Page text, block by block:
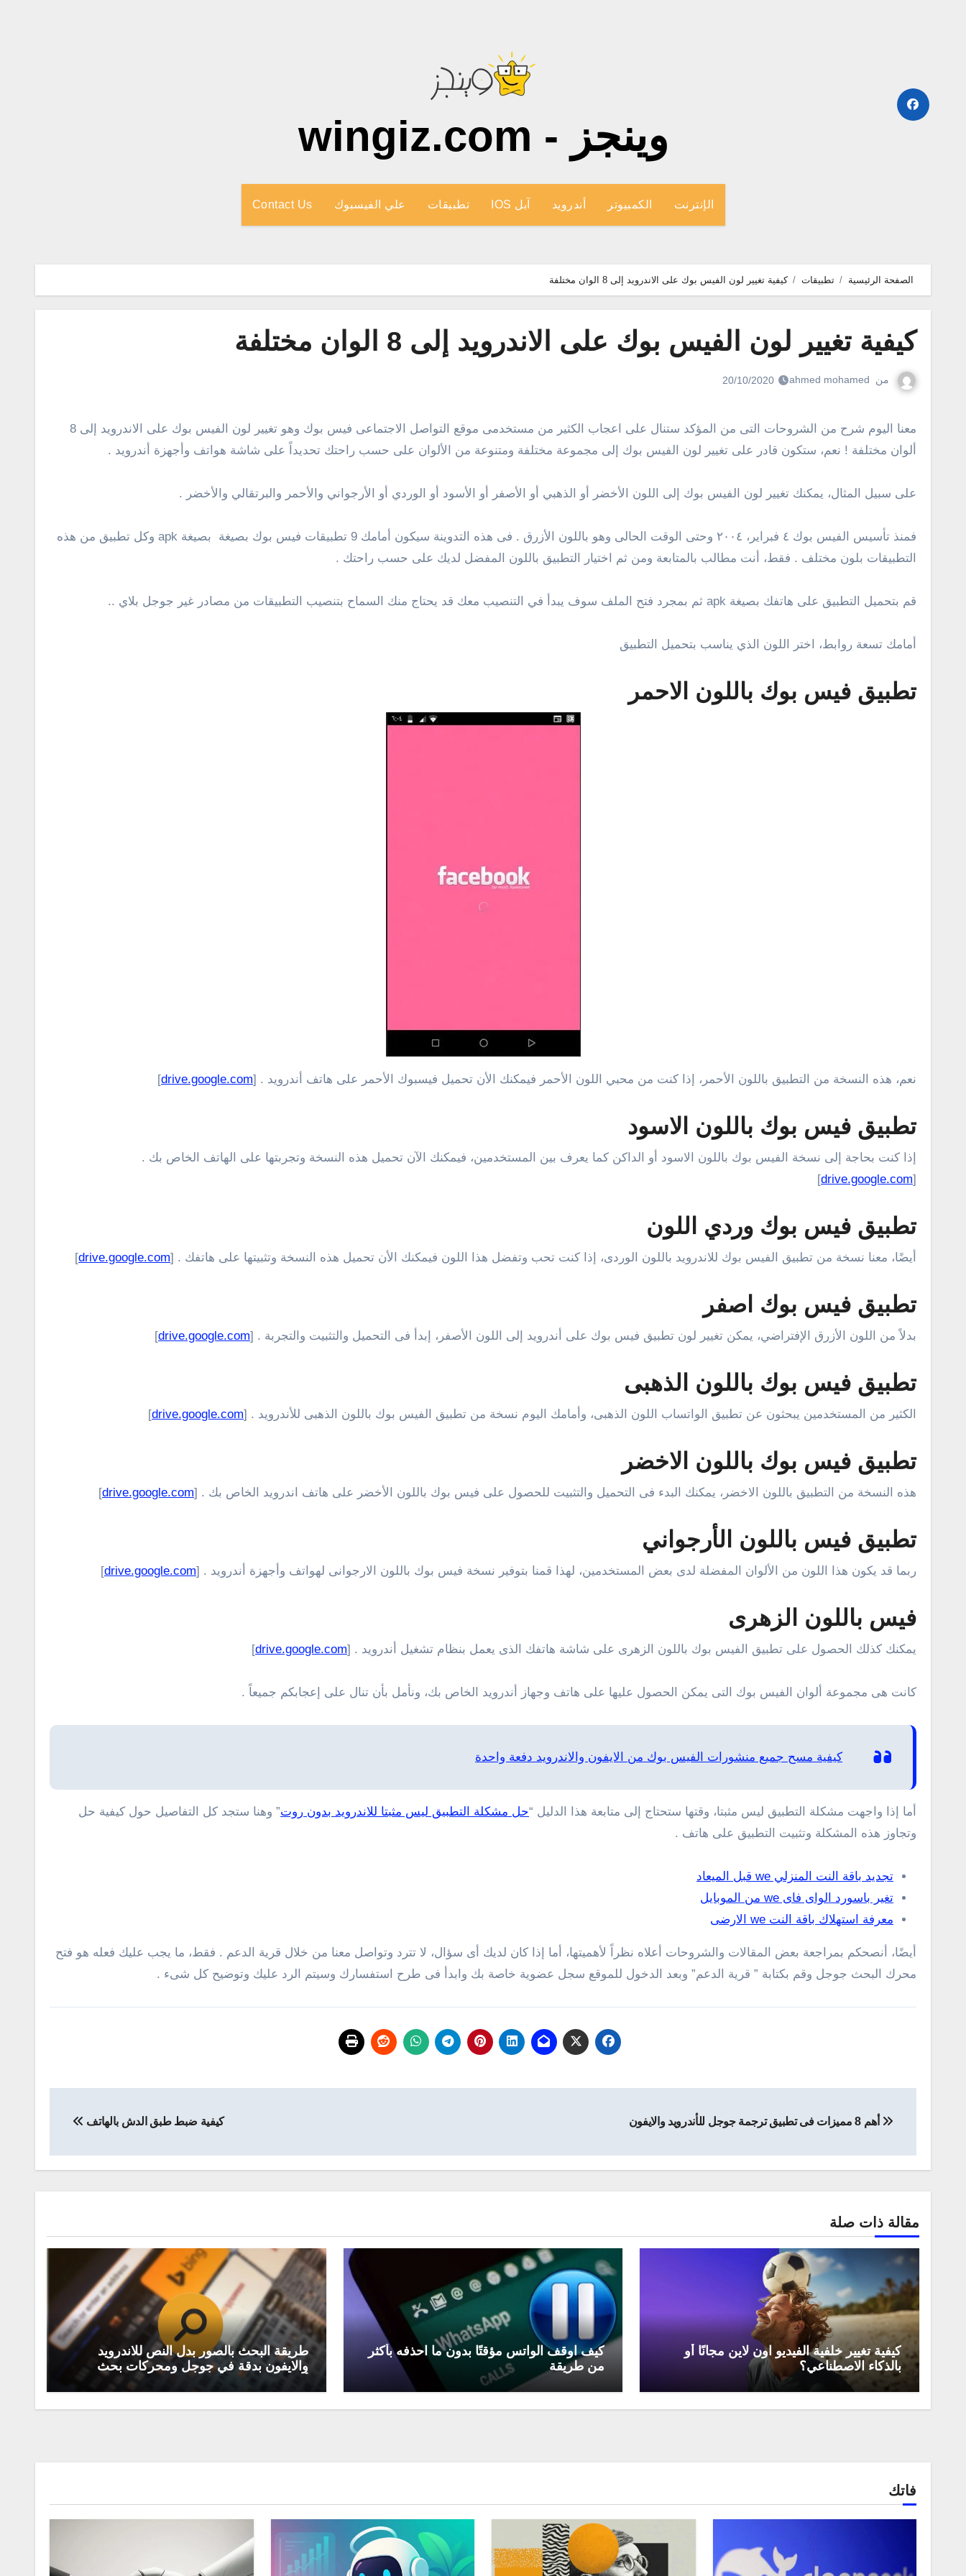
وينجز - wingiz.com
الإنترنت الكمبيوتر أندرويد آبل IOS تطبيقات علي الفيسبوك Contact Us
الصفحة الرئيسية تطبيقات كيفية تغيير لون الفيس بوك على الاندرويد إلى 8 الوان مختلفة
كيفية تغيير لون الفيس بوك على الاندرويد إلى 8 الوان مختلفة
من ahmed mohamed
20/10/2020
معنا اليوم شرح من الشروحات التى من المؤكد ستنال على اعجاب الكثير من مستخدمى موقع التواصل الاجتماعى فيس بوك وهو تغيير لون الفيس بوك على الاندرويد إلى 8
ألوان مختلفة ! نعم، ستكون قادر على تغيير لون الفيس بوك إلى مجموعة مختلفة ومتنوعة من الألوان على حسب راحتك تحديداً على شاشة هواتف وأجهزة أندرويد .
على سبيل المثال، يمكنك تغيير لون الفيس بوك إلى اللون الأخضر أو الذهبي أو الأصفر أو الأسود أو الوردي أو الأرجواني والأحمر والبرتقالي والأخضر .
فمنذ تأسيس الفيس بوك ٤ فبراير، ٢٠٠٤ وحتى الوقت الحالى وهو باللون الأزرق . فى هذه التدوينة سيكون أمامك 9 تطبيقات فيس بوك بصيغة بصيغة apk وكل تطبيق من هذه
التطبيقات بلون مختلف . فقط، أنت مطالب بالمتابعة ومن ثم اختيار التطبيق باللون المفضل لديك على حسب راحتك .
قم بتحميل التطبيق على هاتفك بصيغة apk ثم بمجرد فتح الملف سوف يبدأ في التنصيب معك قد يحتاج منك السماح بتنصيب التطبيقات من مصادر غير جوجل بلاي ..
أمامك تسعة روابط، اختر اللون الذي يناسب بتحميل التطبيق
تطبيق فيس بوك باللون الاحمر
نعم، هذه النسخة من التطبيق باللون الأحمر، إذا كنت من محبي اللون الأحمر فيمكنك الأن تحميل فيسبوك الأحمر على هاتف أندرويد . [drive.google.com
]
تطبيق فيس بوك باللون الاسود
إذا كنت بحاجة إلى نسخة الفيس بوك باللون الاسود أو الداكن كما يعرف بين المستخدمين، فيمكنك الآن تحميل هذه النسخة وتجربتها على الهاتف الخاص بك .
[
drive.google.com
]
تطبيق فيس بوك وردي اللون
أيضًا، معنا نسخة من تطبيق الفيس بوك للاندرويد باللون الوردى، إذا كنت تحب وتفضل هذا اللون فيمكنك الأن تحميل هذه النسخة وتثبيتها على هاتفك . [drive.google.com
]
تطبيق فيس بوك اصفر
بدلاً من اللون الأزرق الإفتراضي، يمكن تغيير لون تطبيق فيس بوك على أندرويد إلى اللون الأصفر، إبدأ فى التحميل والتثبيت والتجربة . [drive.google.com
]
تطبيق فيس بوك باللون الذهبى
الكثير من المستخدمين يبحثون عن تطبيق الواتساب اللون الذهبى، وأمامك اليوم نسخة من تطبيق الفيس بوك باللون الذهبى للأندرويد . [drive.google.com
]
تطبيق فيس بوك باللون الاخضر
هذه النسخة من التطبيق باللون الاخضر، يمكنك البدء فى التحميل والتثبيت للحصول على فيس بوك باللون الأخضر على هاتف اندرويد الخاص بك . [drive.google.com
]
تطبيق فيس باللون الأرجواني
ربما قد يكون هذا اللون من الألوان المفضلة لدى بعض المستخدمين، لهذا قمنا بتوفير نسخة فيس بوك باللون الارجوانى لهواتف وأجهزة أندرويد . [drive.google.com
]
فيس باللون الزهرى
يمكنك كذلك الحصول على تطبيق الفيس بوك باللون الزهرى على شاشة هاتفك الذى يعمل بنظام تشغيل أندرويد . [drive.google.com
]
كانت هى مجموعة ألوان الفيس بوك التى يمكن الحصول عليها على هاتف وجهاز أندرويد الخاص بك، ونأمل بأن تنال على إعجابكم جميعاً .
كيفية مسح جميع منشورات الفيس بوك من الايفون والاندرويد دفعة واحدة
أما إذا واجهت مشكلة التطبيق ليس مثبتا، وقتها ستحتاج إلى متابعة هذا الدليل “حل مشكلة التطبيق ليس مثبتا للاندرويد بدون روت” وهنا ستجد كل التفاصيل حول كيفية حل
وتجاوز هذه المشكلة وتثبيت التطبيق على هاتف .
تجديد باقة النت المنزلي we قبل الميعاد
تغير باسورد الواى فاى we من الموبايل
معرفة استهلاك باقة النت we الارضى
أيضًا، أنصحكم بمراجعة بعض المقالات والشروحات أعلاه نظراً لأهميتها، أما إذا كان لديك أى سؤال، لا تترد وتواصل معنا من خلال قرية الدعم . فقط، ما يجب عليك فعله هو فتح
محرك البحث جوجل وقم بكتابة ” قرية الدعم” وبعد الدخول للموقع سجل عضوية خاصة بك وابدأ فى طرح استفسارك وسيتم الرد عليك وتوضيح كل شىء .
المقالات
أهم 8 مميزات فى تطبيق ترجمة جوجل للأندرويد والايفون كيفية ضبط طبق الدش بالهاتف
مقالة ذات صلة
كيفية تغيير خلفية الفيديو اون لاين مجانًا أو
بالذكاء الاصطناعي؟
كيف اوقف الواتس مؤقتًا بدون ما احذفه بأكثر
من طريقة
طريقة البحث بالصور بدل النص للاندرويد
والايفون بدقة في جوجل ومحركات بحث
أخرى
فاتك